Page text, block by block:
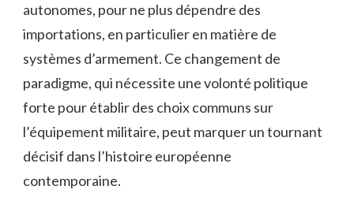
autonomes, pour ne plus dépendre des
importations, en particulier en matière de
systèmes d’armement. Ce changement de
paradigme, qui nécessite une volonté politique
forte pour établir des choix communs sur
l’équipement militaire, peut marquer un tournant
décisif dans l’histoire européenne
contemporaine.